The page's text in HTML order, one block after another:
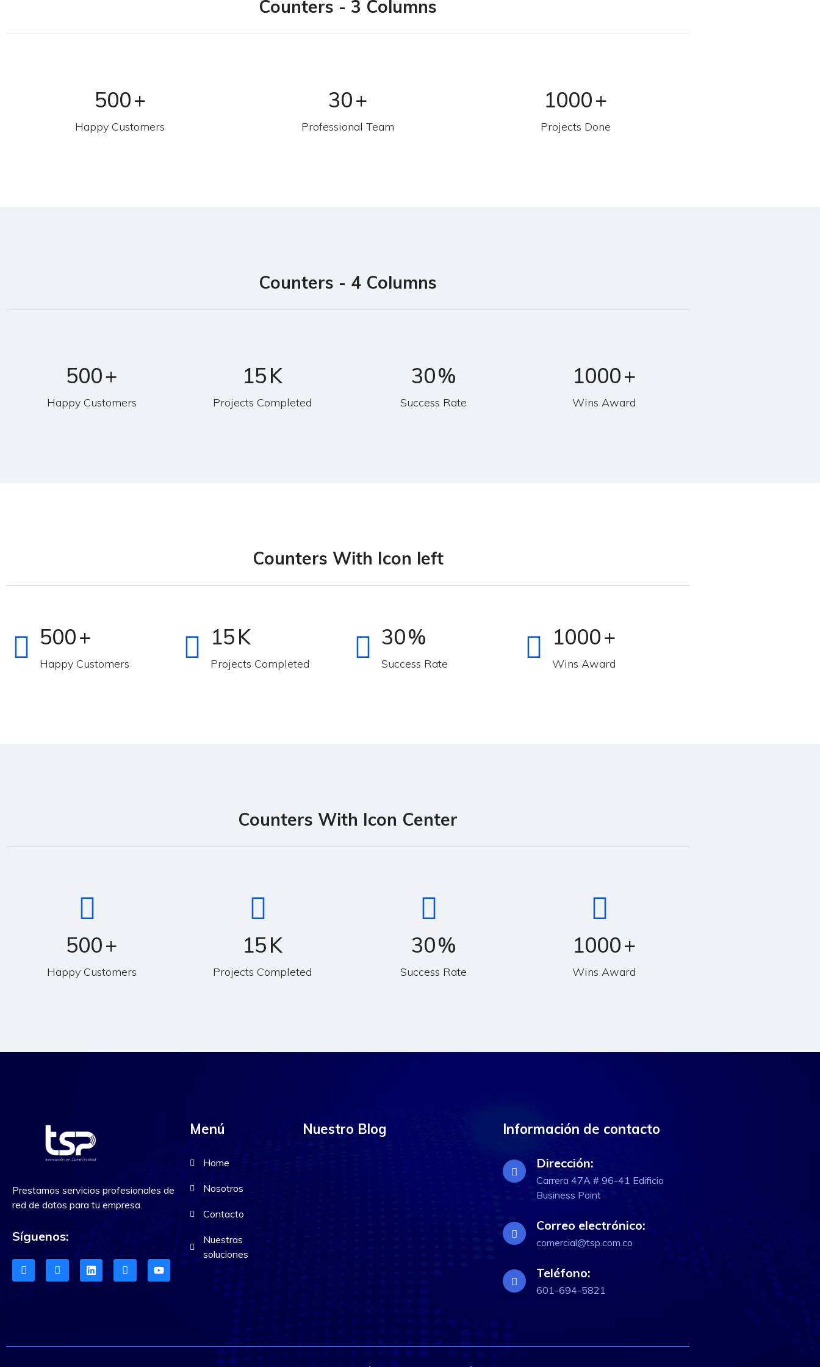
Counters - 3 Columns
500+
Happy Customers
30+
Professional Team
1000+
Projects Done
Counters - 4 Columns
500+
Happy Customers
15K
Projects Completed
30%
Success Rate
1000+
Wins Award
Counters With Icon left
500+
Happy Customers
15K
Projects Completed
30%
Success Rate
1000+
Wins Award
Counters With Icon Center
500+
Happy Customers
15K
Projects Completed
30%
Success Rate
1000+
Wins Award
Prestamos servicios profesionales de
red de datos para tu empresa.
Síguenos:
Menú
Home
Nosotros
Contacto
Nuestras
soluciones
Nuestro Blog Información de contacto
Dirección:
Carrera 47A # 96-41 Edificio
Business Point
Correo electrónico:
comercial@tsp.com.co
Teléfono:
601-694-5821